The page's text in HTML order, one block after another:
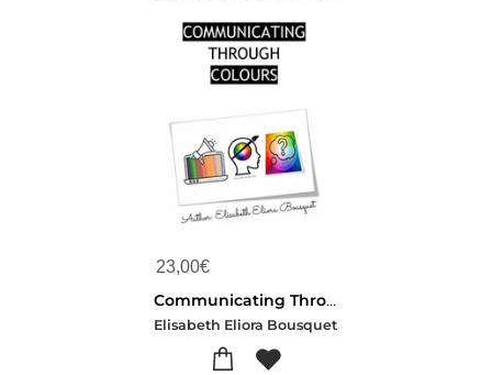
23,00€
Communicating Through Colours
Elisabeth Eliora Bousquet